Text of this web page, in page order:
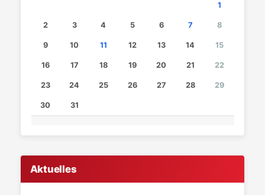
1
2 3 4 5 6 7 8
9 10 11 12 13 14 15
16 17 18 19 20 21 22
23 24 25 26 27 28 29
30 31
Aktuelles